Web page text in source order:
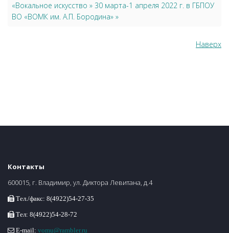
«Вокальное искусство » 30 марта-1 апреля 2022 г. в ГБПОУ
ВО «ВОМК им. А.П. Бородина» »
Наверх
Контакты
600015, г. Владимир, ул. Диктора Левитана, д.4
Тел./факс: 8(4922)54-27-35
Тел: 8(4922)54-28-72
E-mail: vomu@rambler.ru